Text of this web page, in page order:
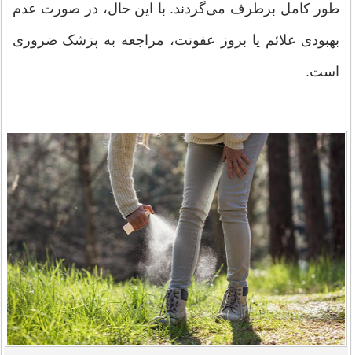
طور کامل برطرف می‌گردند. با این حال، در صورت عدم
بهبودی علائم یا بروز عفونت، مراجعه به پزشک ضروری
است.